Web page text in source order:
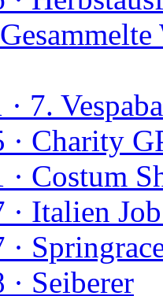
· 7.
· Charity
· Costum
· Italien
·
· Seiberer